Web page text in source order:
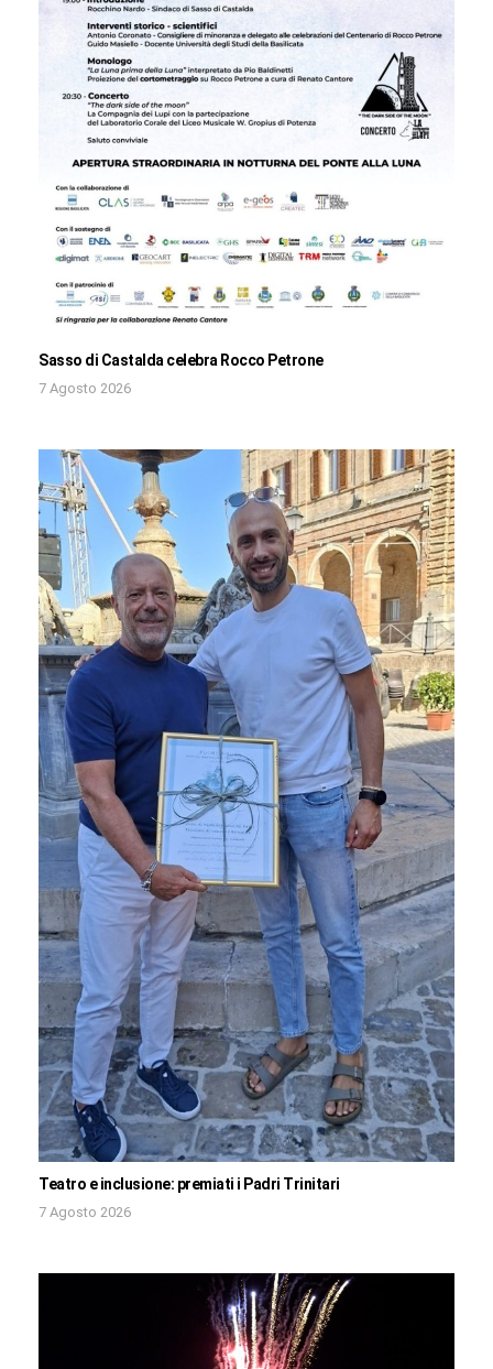
Sasso di Castalda celebra Rocco Petrone
7 Agosto 2026
Teatro e inclusione: premiati i Padri Trinitari
7 Agosto 2026